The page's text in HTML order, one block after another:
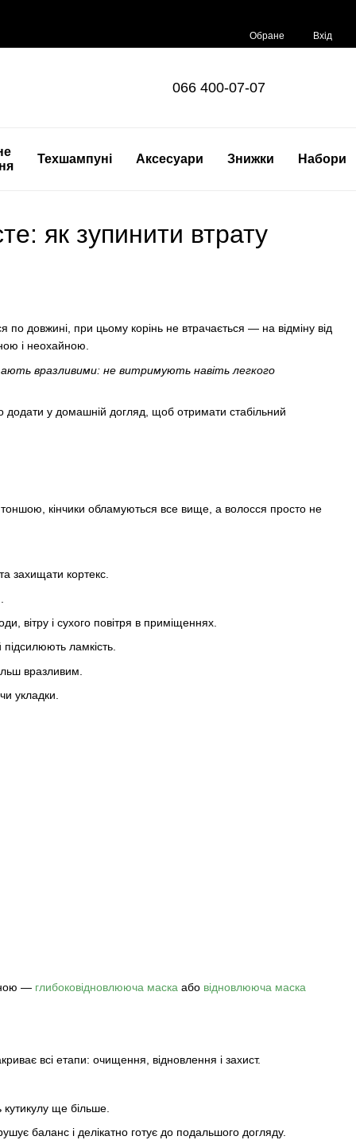
Обране Вхід
066 400-07-07
Техшампуні Аксесуари Знижки Набори
як зупинити втрату
по довжині, при цьому корінь не втрачається — на відміну від
і неохайною.
вразливими: не витримують навіть легкого
додати у домашній догляд, щоб отримати стабільний
кінчики обламуються все вище, а волосся просто не
захищати кортекс.
вітру і сухого повітря в приміщеннях.
ламкість.
вразливим.
укладки.
— глибоковідновлююча маска або відновлююча маска
всі етапи: очищення, відновлення і захист.
ще більше.
баланс і делікатно готує до подальшого догляду.